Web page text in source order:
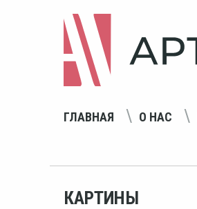
ГЛАВНАЯ О НАС
КАРТИНЫ